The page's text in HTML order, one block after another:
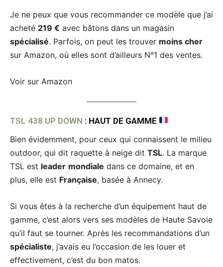
Je ne peux que vous recommander ce modèle que j’ai
acheté 219 € avec bâtons dans un magasin
spécialisé. Parfois, on peut les trouver moins cher
sur Amazon, où elles sont d’ailleurs N°1 des ventes.
Voir sur Amazon
TSL 438 UP DOWN : HAUT DE GAMME
Bien évidemment, pour ceux qui connaissent le milieu
outdoor, qui dit raquette à neige dit TSL. La marque
TSL est leader mondiale dans ce domaine, et en
plus, elle est Française, basée à Annecy.
Si vous êtes à la recherche d’un équipement haut de
gamme, c’est alors vers ses modèles de Haute Savoie
qu’il faut se tourner. Après les recommandations d’un
spécialiste, j’avais eu l’occasion de les louer et
effectivement, c’est du bon matos.